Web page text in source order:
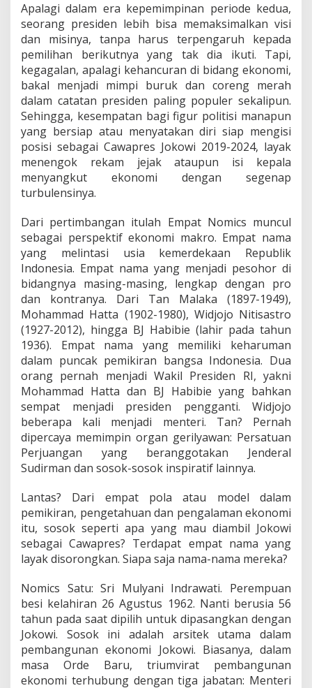
Apalagi dalam era kepemimpinan periode kedua,
seorang presiden lebih bisa memaksimalkan visi
dan misinya, tanpa harus terpengaruh kepada
pemilihan berikutnya yang tak dia ikuti. Tapi,
kegagalan, apalagi kehancuran di bidang ekonomi,
bakal menjadi mimpi buruk dan coreng merah
dalam catatan presiden paling populer sekalipun.
Sehingga, kesempatan bagi figur politisi manapun
yang bersiap atau menyatakan diri siap mengisi
posisi sebagai Cawapres Jokowi 2019-2024, layak
menengok rekam jejak ataupun isi kepala
menyangkut ekonomi dengan segenap
turbulensinya.
Dari pertimbangan itulah Empat Nomics muncul
sebagai perspektif ekonomi makro. Empat nama
yang melintasi usia kemerdekaan Republik
Indonesia. Empat nama yang menjadi pesohor di
bidangnya masing-masing, lengkap dengan pro
dan kontranya. Dari Tan Malaka (1897-1949),
Mohammad Hatta (1902-1980), Widjojo Nitisastro
(1927-2012), hingga BJ Habibie (lahir pada tahun
1936). Empat nama yang memiliki keharuman
dalam puncak pemikiran bangsa Indonesia. Dua
orang pernah menjadi Wakil Presiden RI, yakni
Mohammad Hatta dan BJ Habibie yang bahkan
sempat menjadi presiden pengganti. Widjojo
beberapa kali menjadi menteri. Tan? Pernah
dipercaya memimpin organ gerilyawan: Persatuan
Perjuangan yang beranggotakan Jenderal
Sudirman dan sosok-sosok inspiratif lainnya.
Lantas? Dari empat pola atau model dalam
pemikiran, pengetahuan dan pengalaman ekonomi
itu, sosok seperti apa yang mau diambil Jokowi
sebagai Cawapres? Terdapat empat nama yang
layak disorongkan. Siapa saja nama-nama mereka?
Nomics Satu: Sri Mulyani Indrawati. Perempuan
besi kelahiran 26 Agustus 1962. Nanti berusia 56
tahun pada saat dipilih untuk dipasangkan dengan
Jokowi. Sosok ini adalah arsitek utama dalam
pembangunan ekonomi Jokowi. Biasanya, dalam
masa Orde Baru, triumvirat pembangunan
ekonomi terhubung dengan tiga jabatan: Menteri